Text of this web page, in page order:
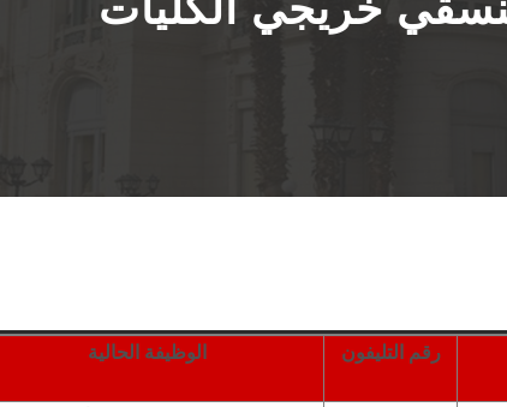
رقم التليفون الوظيفة الحالية